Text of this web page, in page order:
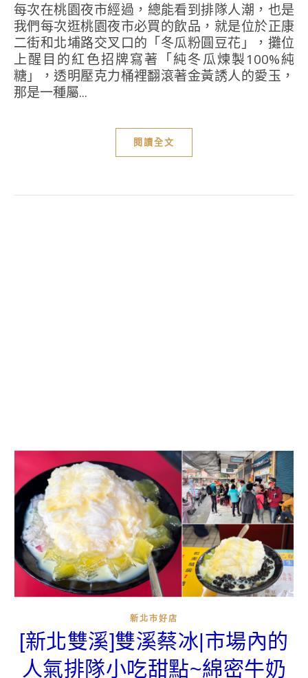
每次在桃園夜市經過，總能看到排隊人潮，也是
我們每次逛桃園夜市必買的飲品，就是位於正康
二街和北埔路交叉口的「冬瓜粉圓豆花」，攤位
上醒目的紅色招牌寫著「純冬瓜煉製100%純
糖」，透明壓克力桶裡翻滾著金黃誘人的愛玉，
那是一種屬...
閱讀全文
新北市好店
[新北雙溪]雙溪蔡冰|市場內的
人氣排隊小吃甜點~綿密牛奶